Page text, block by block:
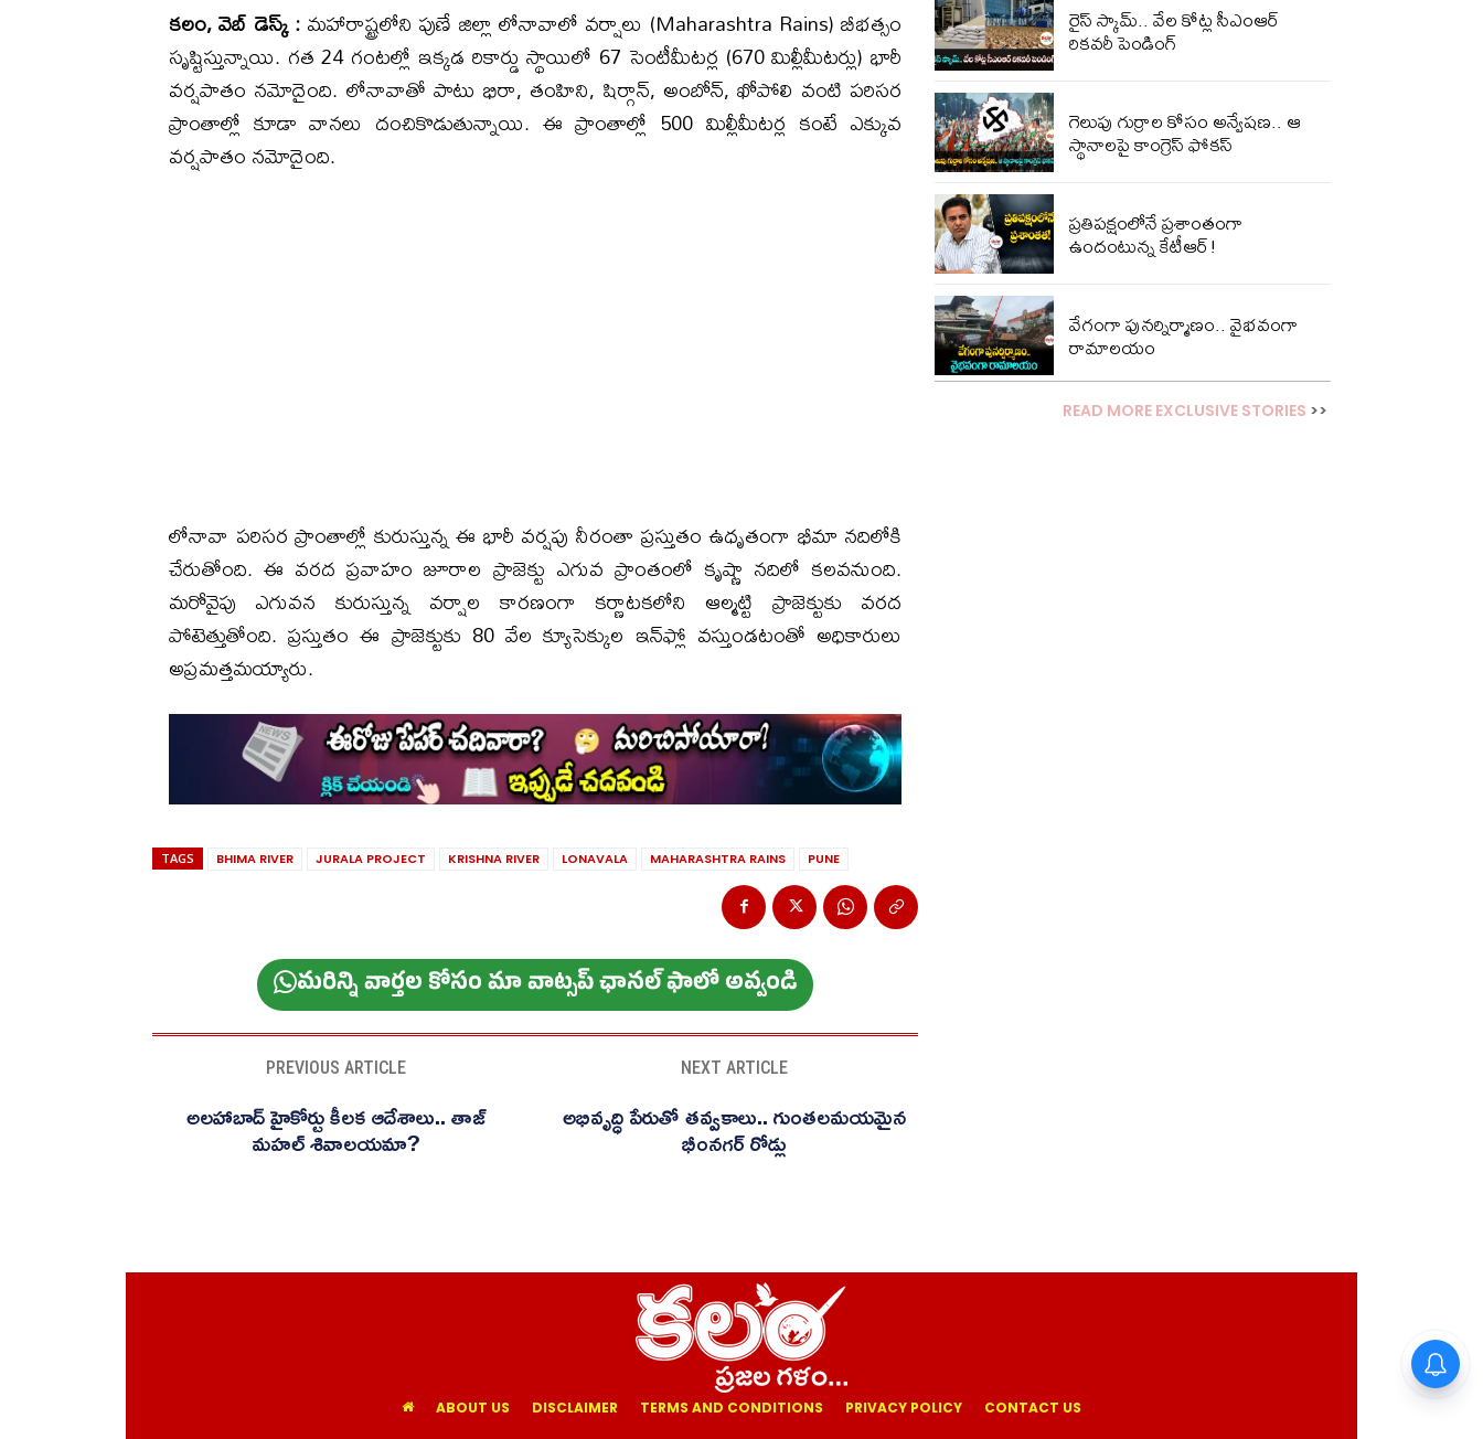
కలం, వెబ్ డెస్క్ :మహారాష్ట్రలోని పుణే జిల్లా లోనావాలో వర్షాలు (Maharashtra Rains) బీభత్సం
సృష్టిస్తున్నాయి. గత 24 గంటల్లో ఇక్కడ రికార్డు స్థాయిలో 67 సెంటీమీటర్ల (670 మిల్లీమీటర్లు) భారీ
వర్షపాతం నమోదైంది. లోనావాతో పాటు భిరా, తంహిని, షిర్గాన్, అంబోన్, ఖోపోలి వంటి పరిసర
ప్రాంతాల్లో కూడా వానలు దంచికొడుతున్నాయి. ఈ ప్రాంతాల్లో 500 మిల్లీమీటర్ల కంటే ఎక్కువ
వర్షపాతం నమోదైంది.
లోనావా పరిసర ప్రాంతాల్లో కురుస్తున్న ఈ భారీ వర్షపు నీరంతా ప్రస్తుతం ఉధృతంగా భీమా నదిలోకి
చేరుతోంది. ఈ వరద ప్రవాహం జూరాల ప్రాజెక్టు ఎగువ ప్రాంతంలో కృష్ణా నదిలో కలవనుంది.
మరోవైపు ఎగువన కురుస్తున్న వర్షాల కారణంగా కర్ణాటకలోని ఆల్మట్టి ప్రాజెక్టుకు వరద
పోటెత్తుతోంది. ప్రస్తుతం ఈ ప్రాజెక్టుకు 80 వేల క్యూసెక్కుల ఇన్‌ఫ్లో వస్తుండటంతో అధికారులు
అప్రమత్తమయ్యారు.
TAGS BHIMA RIVER JURALA PROJECT KRISHNA RIVER LONAVALA MAHARASHTRA RAINS PUNE
మ‌రిన్ని వార్త‌ల కోసం మా వాట్స‌ప్ ఛాన‌ల్ ఫాలో అవ్వండి
PREVIOUS ARTICLE
అలహాబాద్ హైకోర్టు కీలక ఆదేశాలు.. తాజ్
మహల్ శివాలయమా?
NEXT ARTICLE
అభివృద్ధి పేరుతో తవ్వకాలు.. గుంతలమయమైన
భీంనగర్ రోడ్లు
రైస్ స్కామ్.. వేల కోట్ల‌ సీఎంఆర్
రికవరీ పెండింగ్
గెలుపు గుర్రాల కోసం అన్వేషణ.. ఆ
స్థానాలపై కాంగ్రెస్ ఫోకస్
ప్ర‌తిప‌క్షంలోనే ప్ర‌శాంతంగా
ఉందంటున్న కేటీఆర్!
వేగంగా పునర్నిర్మాణం.. వైభవంగా
రామాలయం
READ MORE EXCLUSIVE STORIES >>
ABOUT US DISCLAIMER TERMS AND CONDITIONS PRIVACY POLICY CONTACT US